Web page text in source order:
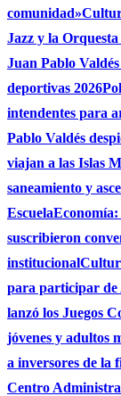
comunidad»
Jazz y la
Juan Pablo
deportivas 2026
intendentes para
Pablo Valdés
viajan a las Islas
saneamiento y
Escuela
suscribieron
institucional
para participar de
lanzó los Juegos
jóvenes y adultos
a inversores de la
Centro